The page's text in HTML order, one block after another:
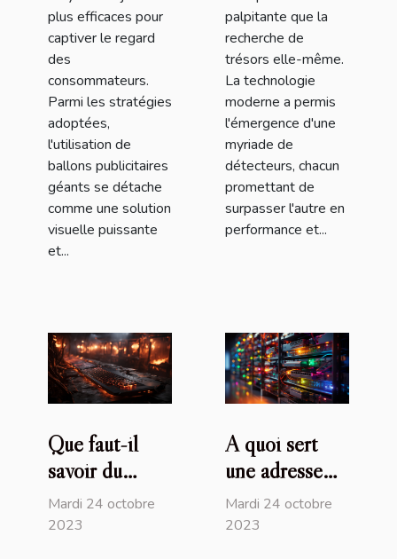
plus efficaces pour
captiver le regard
des
consommateurs.
Parmi les stratégies
adoptées,
l'utilisation de
ballons publicitaires
géants se détache
comme une solution
visuelle puissante
et...
palpitante que la
recherche de
trésors elle-même.
La technologie
moderne a permis
l'émergence d'une
myriade de
détecteurs, chacun
promettant de
surpasser l'autre en
performance et...
Que faut-il
savoir du
choix d’un
ordinateur
Mardi 24 octobre
2023
A quoi sert
une adresse
IP ?
Mardi 24 octobre
2023